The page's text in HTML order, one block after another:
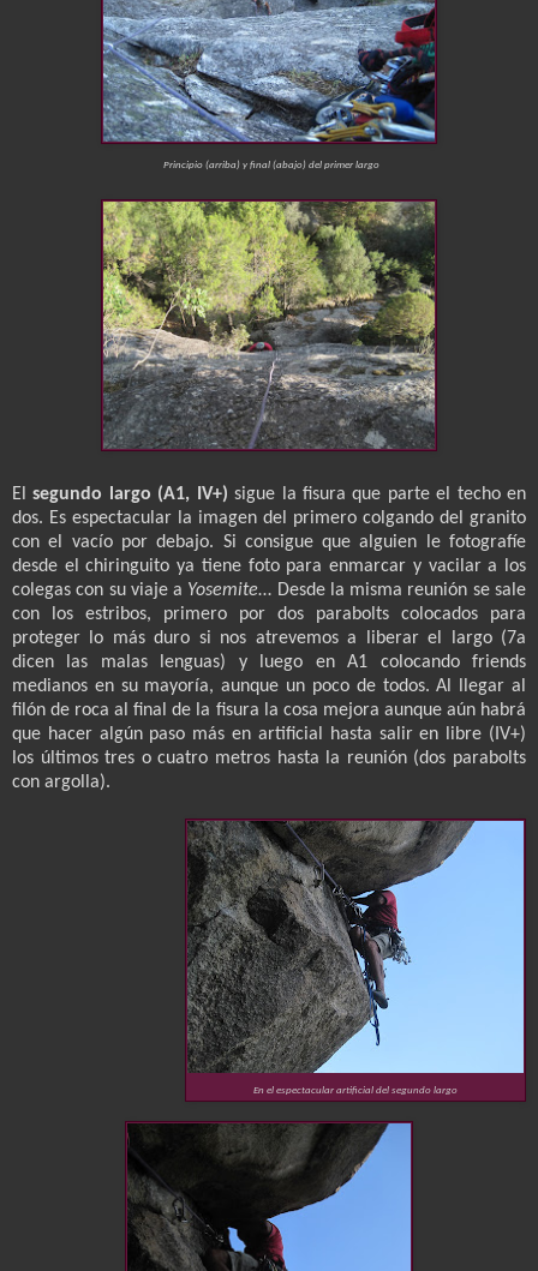
Principio (arriba) y final (abajo) del primer largo
Elsegundo largo (A1, IV+) sigue la fisura que parte el techo en
dos. Es espectacular la imagen del primero colgando del granito
con el vacío por debajo. Si consigue que alguien le fotografíe
desde el chiringuito ya tiene foto para enmarcar y vacilar a los
colegas con su viaje a Yosemite… Desde la misma reunión se sale
con los estribos, primero por dos parabolts colocados para
proteger lo más duro si nos atrevemos a liberar el largo (7a
dicen las malas lenguas) y luego en A1 colocando friends
medianos en su mayoría, aunque un poco de todos. Al llegar al
filón de roca al final de la fisura la cosa mejora aunque aún habrá
que hacer algún paso más en artificial hasta salir en libre (IV+)
los últimos tres o cuatro metros hasta la reunión (dos parabolts
con argolla).
En el espectacular artificial del segundo largo